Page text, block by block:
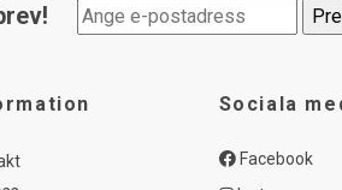
Sociala
Facebook